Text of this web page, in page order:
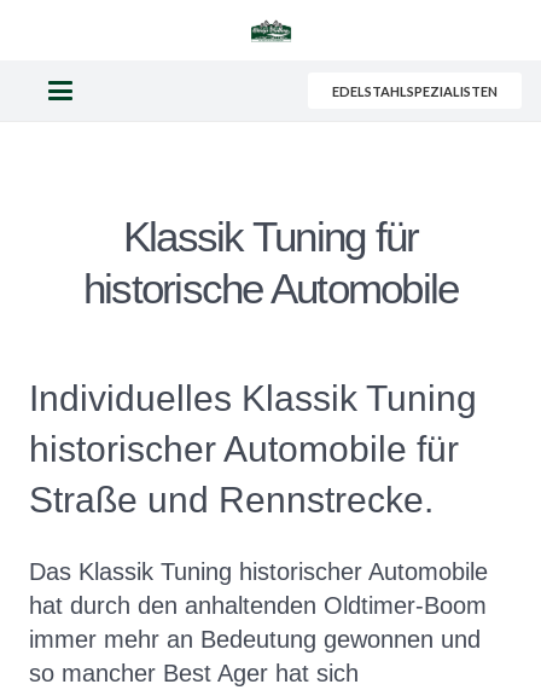
EDELSTAHLSPEZIALISTEN
Klassik Tuning für
historische Automobile
Individuelles Klassik Tuning
historischer Automobile für
Straße und Rennstrecke.
Das Klassik Tuning historischer Automobile
hat durch den anhaltenden Oldtimer-Boom
immer mehr an Bedeutung gewonnen und
so mancher Best Ager hat sich